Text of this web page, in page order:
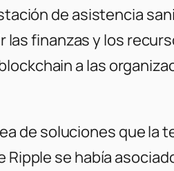
de asistencia
finanzas y los
a las
de soluciones que
se había